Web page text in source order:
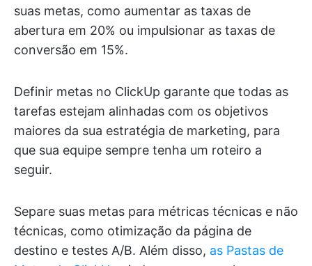
suas metas, como aumentar as taxas de
abertura em 20% ou impulsionar as taxas de
conversão em 15%.
Definir metas no ClickUp garante que todas as
tarefas estejam alinhadas com os objetivos
maiores da sua estratégia de marketing, para
que sua equipe sempre tenha um roteiro a
seguir.
Separe suas metas para métricas técnicas e não
técnicas, como otimização da página de
destino e testes A/B. Além disso, as Pastas de